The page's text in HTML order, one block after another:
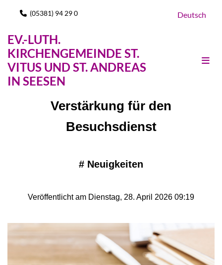
 (05381) 94 29 0 Deutsch
EV.-LUTH.
KIRCHENGEMEINDE ST.
VITUS UND ST. ANDREAS
IN SEESEN
Verstärkung für den
Besuchsdienst
# Neuigkeiten
Veröffentlicht am Dienstag, 28. April 2026 09:19